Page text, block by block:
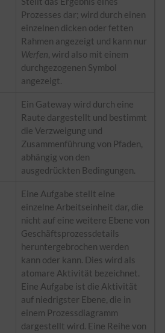
Prozesses dar; wird durch einen
einzelnen dicken oder fetten
Rahmen angezeigt und kann nur
Werfen, wird also mit einem
durchgezogenen Symbol
angezeigt.
Ein Gateway wird durch eine
Raute dargestellt und bestimmt
die Verzweigung und
Zusammenführung von Pfaden,
abhängig von den
ausgedrückten Bedingungen.
Eine Aufgabe stellt eine
einzelne Arbeitseinheit dar, die
nicht auf eine weitere Ebene von
Geschäftsprozessdetails
heruntergebrochen werden
kann oder kann. Dies wird als
atomare Aktivität bezeichnet.
Eine Aufgabe ist die Aktivität
auf niedrigster Ebene, die in
einem Prozessdiagramm
dargestellt wird. Eine Reihe von